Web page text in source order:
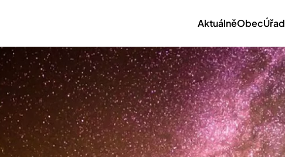
AktuálněObecÚřad